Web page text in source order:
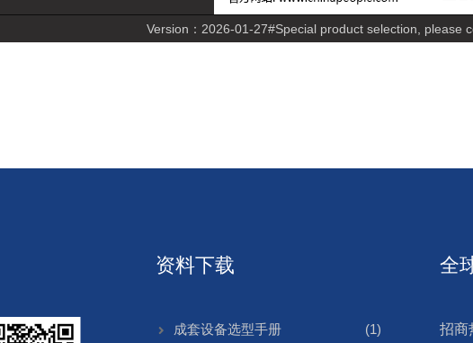
资料下载
成套设备选型手册
(1)
全
招商